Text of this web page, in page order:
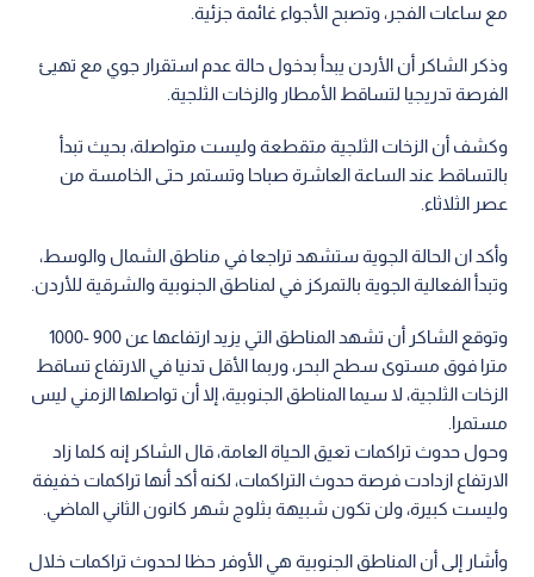
مع ساعات الفجر، وتصبح الأجواء غائمة جزئية.
وذكر الشاكر أن الأردن يبدأ بدخول حالة عدم استقرار جوي مع تهيئ
الفرصة تدريجيا لتساقط الأمطار والزخات الثلجية.
وكشف أن الزخات الثلجية متقطعة وليست متواصلة، بحيث تبدأ
بالتساقط عند الساعة العاشرة صباحا وتستمر حتى الخامسة من
عصر الثلاثاء.
وأكد ان الحالة الجوية ستشهد تراجعا في مناطق الشمال والوسط،
وتبدأ الفعالية الجوية بالتمركز في لمناطق الجنوبية والشرقية للأردن.
وتوقع الشاكر أن تشهد المناطق التي يزيد ارتفاعها عن 900 -1000
مترا فوق مستوى سطح البحر، وربما الأقل تدنيا في الارتفاع تساقط
الزخات الثلجية، لا سيما المناطق الجنوبية، إلا أن تواصلها الزمني ليس
مستمرا.
وحول حدوث تراكمات تعيق الحياة العامة، قال الشاكر إنه كلما زاد
الارتفاع ازدادت فرصة حدوث التراكمات، لكنه أكد أنها تراكمات خفيفة
وليست كبيرة، ولن تكون شبيهة بثلوج شهر كانون الثاني الماضي.
وأشار إلى أن المناطق الجنوبية هي الأوفر حظا لحدوث تراكمات خلال